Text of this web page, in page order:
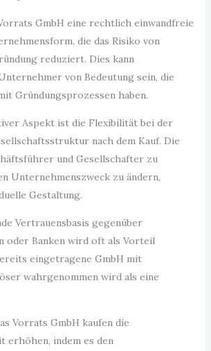
GmbH eine rechtlich einwandfreie
die das Risiko von
reduziert. Dies kann
von Bedeutung sein, die
Gründungsprozessen haben.
Aspekt ist die Flexibilität bei der
nach dem Kauf. Die
und Gesellschafter zu
Unternehmenszweck zu ändern,
Gestaltung.
Vertrauensbasis gegenüber
oder Banken wird oft als Vorteil
eingetragene GmbH mit
wahrgenommen wird als eine
Vorrats GmbH kaufen die
erhöhen, indem es den